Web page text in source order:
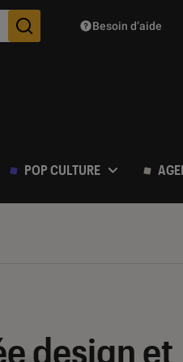
Des suggestions de
Besoin d’aide
POP CULTURE
design et